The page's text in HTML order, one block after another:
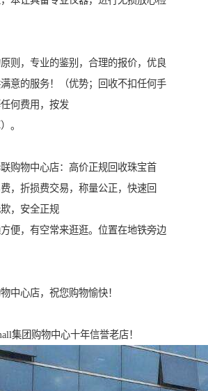
则，专业的鉴别，合理的报价，优良
意的服务！（优势；回收不扣任何手
何费用，按发
。
购物中心店：高价正规回收珠宝首
，折损费交易，称量公正，快速回
，安全正规
便，有空常来逛逛。位置在地铁旁边
中心店，祝您购物愉快！
集团购物中心十年信誉老店！